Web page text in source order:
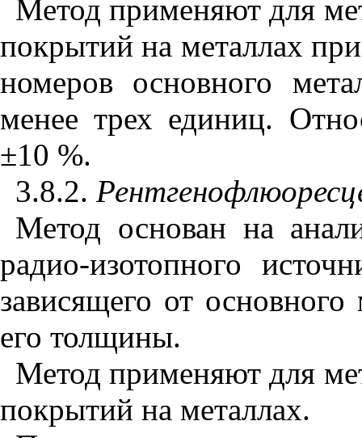
Метод применяют для
покрытий на металлах
номеров основного
менее трех единиц.
±10 %.
3.8.2.
Метод основан на
радио-изотопного
зависящего от
его толщины.
Метод применяют для
покрытий на металлах.